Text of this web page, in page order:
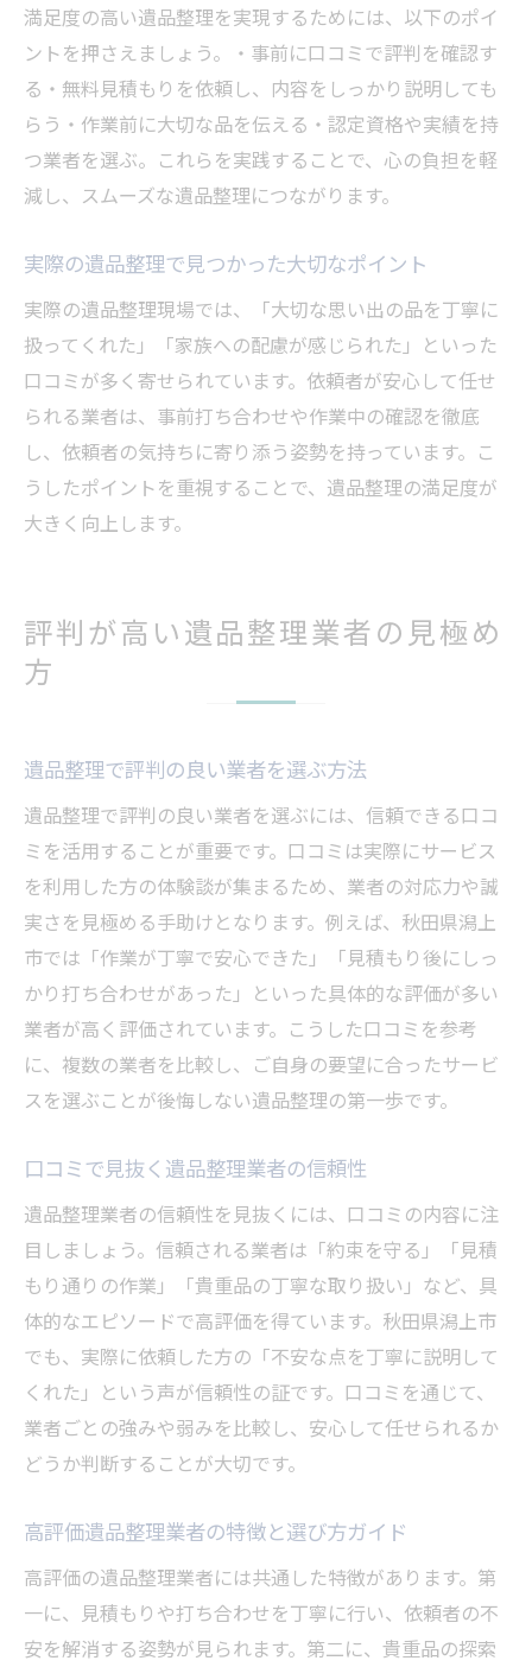
満足度の高い遺品整理を実現するためには、以下のポイ
ントを押さえましょう。・事前に口コミで評判を確認す
る・無料見積もりを依頼し、内容をしっかり説明しても
らう・作業前に大切な品を伝える・認定資格や実績を持
つ業者を選ぶ。これらを実践することで、心の負担を軽
減し、スムーズな遺品整理につながります。
実際の遺品整理で見つかった大切なポイント
実際の遺品整理現場では、「大切な思い出の品を丁寧に
扱ってくれた」「家族への配慮が感じられた」といった
口コミが多く寄せられています。依頼者が安心して任せ
られる業者は、事前打ち合わせや作業中の確認を徹底
し、依頼者の気持ちに寄り添う姿勢を持っています。こ
うしたポイントを重視することで、遺品整理の満足度が
大きく向上します。
評判が高い遺品整理業者の見極め
方
遺品整理で評判の良い業者を選ぶ方法
遺品整理で評判の良い業者を選ぶには、信頼できる口コ
ミを活用することが重要です。口コミは実際にサービス
を利用した方の体験談が集まるため、業者の対応力や誠
実さを見極める手助けとなります。例えば、秋田県潟上
市では「作業が丁寧で安心できた」「見積もり後にしっ
かり打ち合わせがあった」といった具体的な評価が多い
業者が高く評価されています。こうした口コミを参考
に、複数の業者を比較し、ご自身の要望に合ったサービ
スを選ぶことが後悔しない遺品整理の第一歩です。
口コミで見抜く遺品整理業者の信頼性
遺品整理業者の信頼性を見抜くには、口コミの内容に注
目しましょう。信頼される業者は「約束を守る」「見積
もり通りの作業」「貴重品の丁寧な取り扱い」など、具
体的なエピソードで高評価を得ています。秋田県潟上市
でも、実際に依頼した方の「不安な点を丁寧に説明して
くれた」という声が信頼性の証です。口コミを通じて、
業者ごとの強みや弱みを比較し、安心して任せられるか
どうか判断することが大切です。
高評価遺品整理業者の特徴と選び方ガイド
高評価の遺品整理業者には共通した特徴があります。第
一に、見積もりや打ち合わせを丁寧に行い、依頼者の不
安を解消する姿勢が見られます。第二に、貴重品の探索